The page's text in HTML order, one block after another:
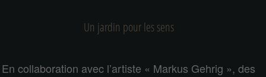
Un jardin pour les sens
En collaboration avec l’artiste « Markus Gehrig », des